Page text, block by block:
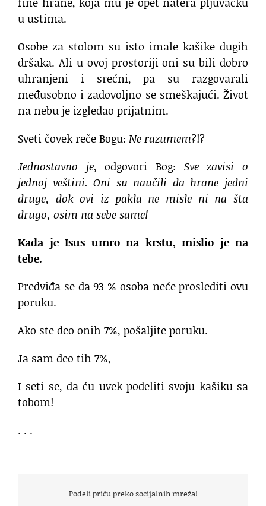
u ustima.
Osobe za stolom su isto imale kašike dugih
dršaka. Ali u ovoj prostoriji oni su bili dobro
uhranjeni i srećni, pa su razgovarali
međusobno i zadovoljno se smeškajući. Život
na nebu je izgledao prijatnim.
Sveti čovek reče Bogu: Ne razumem?!?
Jednostavno je, odgovori Bog: Sve zavisi o
jednoj veštini. Oni su naučili da hrane jedni
druge, dok ovi iz pakla ne misle ni na šta
drugo, osim na sebe same!
Kada je Isus umro na krstu, mislio je na
tebe.
Predviđa se da 93 % osoba neće proslediti ovu
poruku.
Ako ste deo onih 7%, pošaljite poruku.
Ja sam deo tih 7%,
I seti se, da ću uvek podeliti svoju kašiku sa
tobom!
. . .
Podeli priču preko socijalnih mreža!